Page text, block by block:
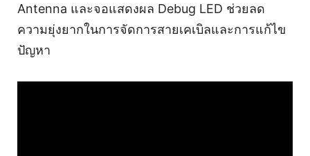
Antenna และจอแสดงผล Debug LED ช่วยลด
ความยุ่งยากในการจัดการสายเคเบิลและการแก้ไข
ปัญหา